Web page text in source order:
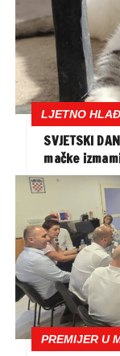
LJETNO
SVJETSKI
mačke
PREMIJER U